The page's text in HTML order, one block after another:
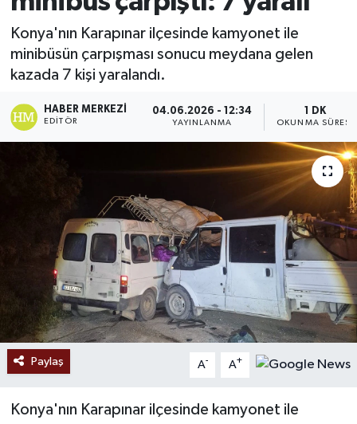
Konya'nın Karapınar ilçesinde kamyonet ile
minibüsün çarpışması sonucu meydana gelen
kazada 7 kişi yaralandı.
HABER MERKEZI
EDITÖR
04.06.2026 - 12:34
YAYINLANMA
1 DK
OKUNMA SÜRESI
Paylaş A- A+
Konya'nın Karapınar ilçesinde kamyonet ile
Ekonomi
Sağlık
Tokat Haber